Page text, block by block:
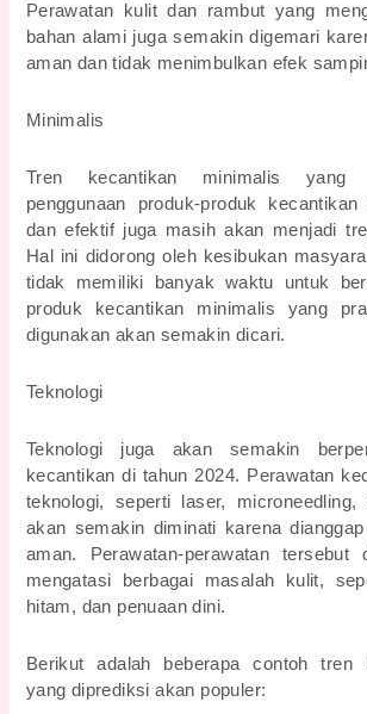
Perawatan kulit dan rambut yang
bahan alami juga semakin digemari
aman dan tidak menimbulkan efek
Minimalis
Tren kecantikan minimalis yang
penggunaan produk-produk
dan efektif juga masih akan menjadi
Hal ini didorong oleh kesibukan
tidak memiliki banyak waktu untuk
produk kecantikan minimalis yang
digunakan akan semakin dicari.
Teknologi
Teknologi juga akan semakin
kecantikan di tahun 2024. Perawatan
teknologi, seperti laser, microneedling,
akan semakin diminati karena
aman. Perawatan-perawatan tersebut
mengatasi berbagai masalah kulit,
hitam, dan penuaan dini.
Berikut adalah beberapa contoh tren
yang diprediksi akan populer: